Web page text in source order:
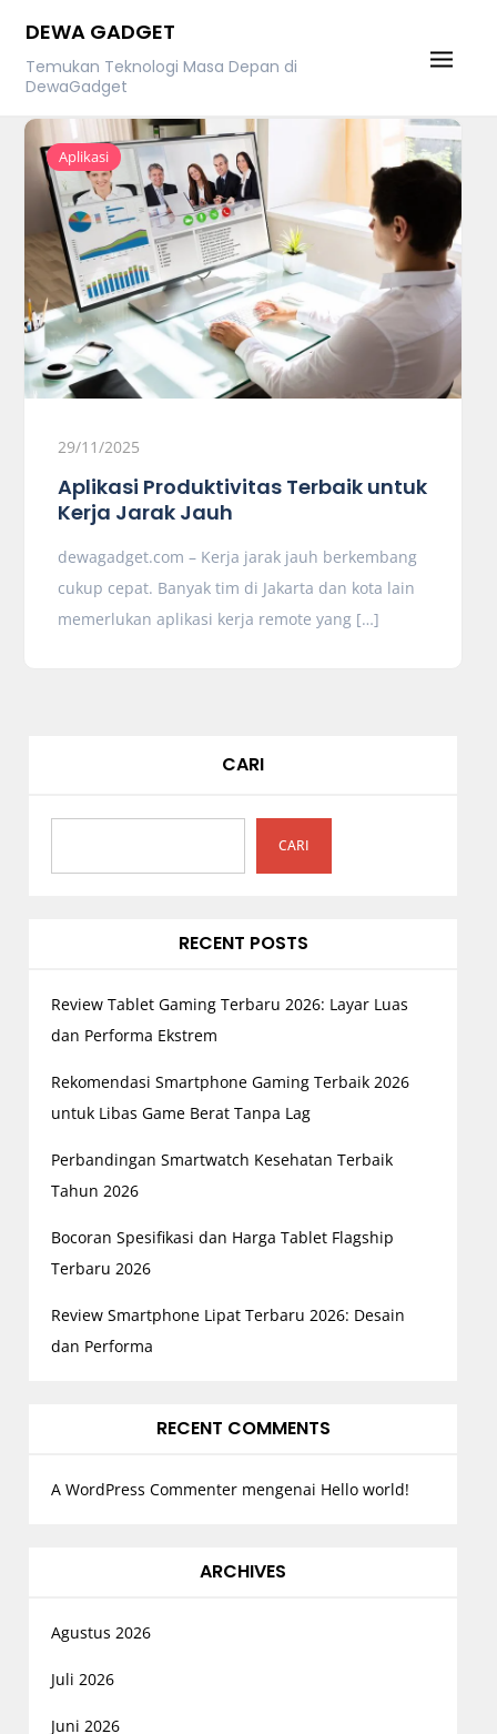
content
DEWA GADGET
Temukan Teknologi Masa Depan di
DewaGadget
Aplikasi
29/11/2025
Aplikasi Produktivitas Terbaik untuk
Kerja Jarak Jauh
dewagadget.com – Kerja jarak jauh berkembang
cukup cepat. Banyak tim di Jakarta dan kota lain
memerlukan aplikasi kerja remote yang […]
CARI
CARI
RECENT POSTS
Review Tablet Gaming Terbaru 2026: Layar Luas
dan Performa Ekstrem
Rekomendasi Smartphone Gaming Terbaik 2026
untuk Libas Game Berat Tanpa Lag
Perbandingan Smartwatch Kesehatan Terbaik
Tahun 2026
Bocoran Spesifikasi dan Harga Tablet Flagship
Terbaru 2026
Review Smartphone Lipat Terbaru 2026: Desain
dan Performa
RECENT COMMENTS
A WordPress Commentermengenai Hello world!
ARCHIVES
Agustus 2026
Juli 2026
Juni 2026